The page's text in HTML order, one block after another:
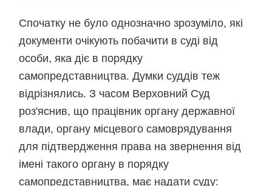
Спочатку не було однозначно зрозуміло, які
документи очікують побачити в суді від
особи, яка діє в порядку
самопредставництва. Думки суддів теж
відрізнялись. З часом Верховний Суд
роз'яснив, що працівник органу державної
влади, органу місцевого самоврядування
для підтвердження права на звернення від
імені такого органу в порядку
самопредставництва, має надати суду: